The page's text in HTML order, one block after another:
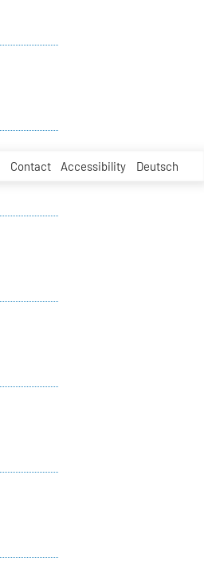
Contact Accessibility Deutsch